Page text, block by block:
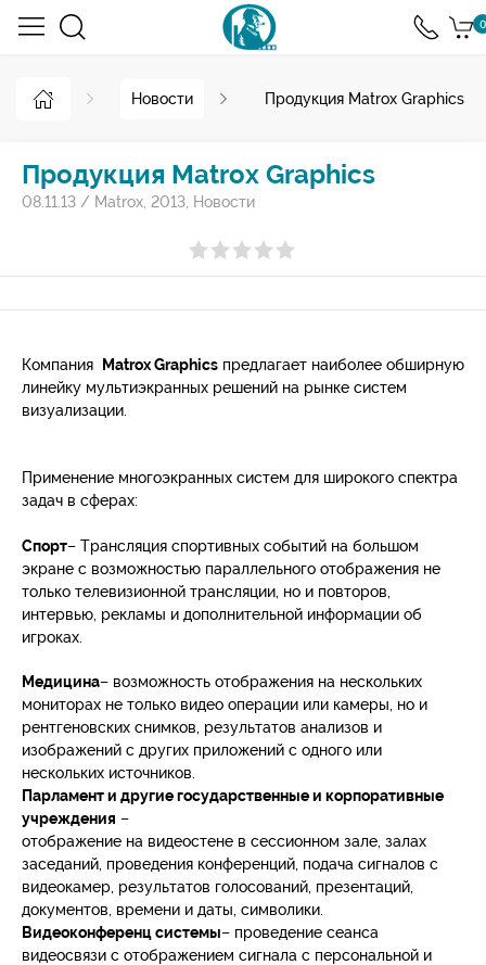
0
Новости Продукция Matrox Graphics
Продукция Matrox Graphics
08.11.13 / Matrox 2013 Новости
Компания Matrox Graphics предлагает наиболее обширную
линейку мультиэкранных решений на рынке систем
визуализации.
Применение многоэкранных систем для широкого спектра
задач в сферах:
Спорт– Трансляция спортивных событий на большом
экране с возможностью параллельного отображения не
только телевизионной трансляции, но и повторов,
интервью, рекламы и дополнительной информации об
игроках.
Медицина– возможность отображения на нескольких
мониторах не только видео операции или камеры, но и
рентгеновских снимков, результатов анализов и
изображений с других приложений с одного или
нескольких источников.
Парламент и другие государственные и корпоративные
учреждения –
отображение на видеостене в сессионном зале, залах
заседаний, проведения конференций, подача сигналов с
видеокамер, результатов голосований, презентаций,
документов, времени и даты, символики.
Видеоконференц системы– проведение сеанса
видеосвязи с отображением сигнала с персональной и